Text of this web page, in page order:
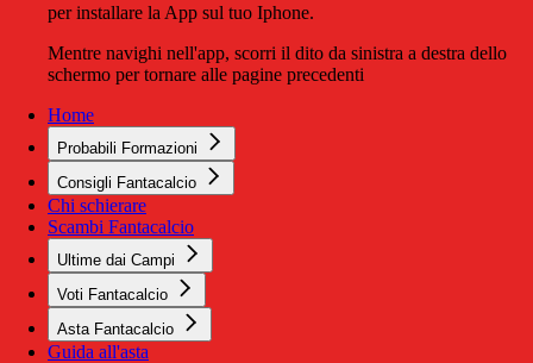
per installare la App sul tuo Iphone.
Mentre navighi nell'app, scorri il dito da sinistra a destra dello
schermo per tornare alle pagine precedenti
Home
Probabili Formazioni
Consigli Fantacalcio
Chi schierare
Scambi Fantacalcio
Ultime dai Campi
Voti Fantacalcio
Asta Fantacalcio
Guida all'asta